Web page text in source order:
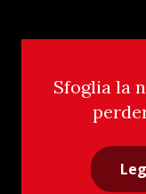
Sfoglia la